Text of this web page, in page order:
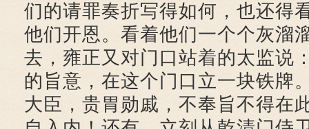
们的请罪奏折写得如何，也还得
他们开恩。看着他们一个个灰溜
去，雍正又对门口站着的太监说
的旨意，在这个门口立一块铁牌
大臣，贵胃勋戚，不奉旨不得在